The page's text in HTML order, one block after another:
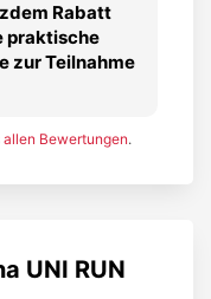
Rabatt
praktische
zur Teilnahme
allen Bewertungen.
UNI RUN